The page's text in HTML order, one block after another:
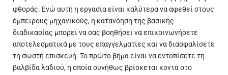
φθοράς. Ενώ αυτή η εργασία είναι καλύτερα να αφεθεί στους
έμπειρους μηχανικούς, η κατανόηση της βασικής
διαδικασίας μπορεί να σας βοηθήσει να επικοινωνήσετε
αποτελεσματικά με τους επαγγελματίες και να διασφαλίσετε
τη σωστή επισκευή. Το πρώτο βήμα είναι να εντοπίσετε τη
βαλβίδα λαδιού, η οποία συνήθως βρίσκεται κοντά στο